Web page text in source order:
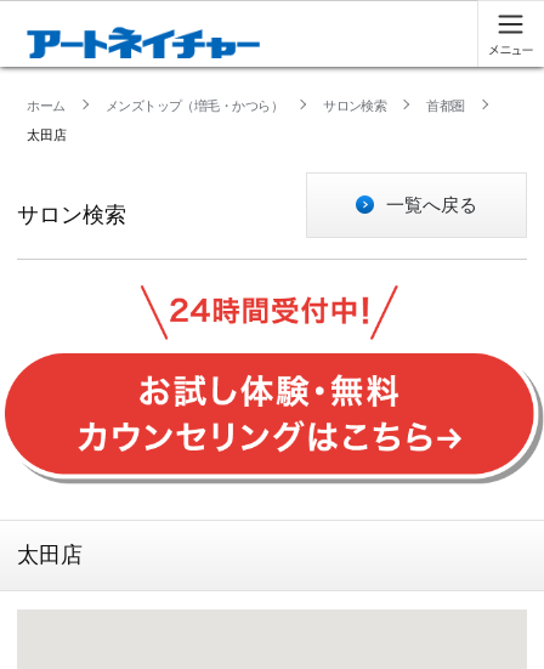
ホーム メンズトップ（増毛・かつら） サロン検索
首都圏
太田店
サロン検索 一覧へ戻る
太田店